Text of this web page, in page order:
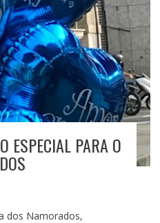
ESPECIAL PARA O
dos Namorados,